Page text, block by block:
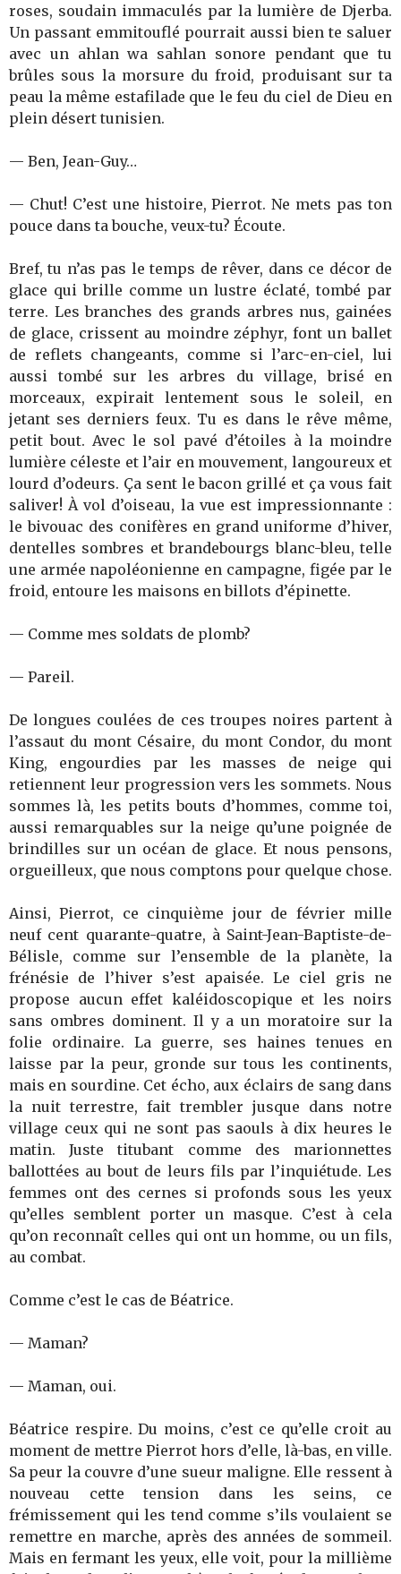
roses, soudain immaculés par la lumière de Djerba.
Un passant emmitouflé pourrait aussi bien te saluer
avec un ahlan wa sahlan sonore pendant que tu
brûles sous la morsure du froid, produisant sur ta
peau la même estafilade que le feu du ciel de Dieu en
plein désert tunisien.
— Ben, Jean-Guy…
— Chut! C’est une histoire, Pierrot. Ne mets pas ton
pouce dans ta bouche, veux-tu? Écoute.
Bref, tu n’as pas le temps de rêver, dans ce décor de
glace qui brille comme un lustre éclaté, tombé par
terre. Les branches des grands arbres nus, gainées
de glace, crissent au moindre zéphyr, font un ballet
de reflets changeants, comme si l’arc-en-ciel, lui
aussi tombé sur les arbres du village, brisé en
morceaux, expirait lentement sous le soleil, en
jetant ses derniers feux. Tu es dans le rêve même,
petit bout. Avec le sol pavé d’étoiles à la moindre
lumière céleste et l’air en mouvement, langoureux et
lourd d’odeurs. Ça sent le bacon grillé et ça vous fait
saliver! À vol d’oiseau, la vue est impressionnante :
le bivouac des conifères en grand uniforme d’hiver,
dentelles sombres et brandebourgs blanc-bleu, telle
une armée napoléonienne en campagne, figée par le
froid, entoure les maisons en billots d’épinette.
— Comme mes soldats de plomb?
— Pareil.
De longues coulées de ces troupes noires partent à
l’assaut du mont Césaire, du mont Condor, du mont
King, engourdies par les masses de neige qui
retiennent leur progression vers les sommets. Nous
sommes là, les petits bouts d’hommes, comme toi,
aussi remarquables sur la neige qu’une poignée de
brindilles sur un océan de glace. Et nous pensons,
orgueilleux, que nous comptons pour quelque chose.
Ainsi, Pierrot, ce cinquième jour de février mille
neuf cent quarante-quatre, à Saint-Jean-Baptiste-de-
Bélisle, comme sur l’ensemble de la planète, la
frénésie de l’hiver s’est apaisée. Le ciel gris ne
propose aucun effet kaléidoscopique et les noirs
sans ombres dominent. Il y a un moratoire sur la
folie ordinaire. La guerre, ses haines tenues en
laisse par la peur, gronde sur tous les continents,
mais en sourdine. Cet écho, aux éclairs de sang dans
la nuit terrestre, fait trembler jusque dans notre
village ceux qui ne sont pas saouls à dix heures le
matin. Juste titubant comme des marionnettes
ballottées au bout de leurs fils par l’inquiétude. Les
femmes ont des cernes si profonds sous les yeux
qu’elles semblent porter un masque. C’est à cela
qu’on reconnaît celles qui ont un homme, ou un fils,
au combat.
Comme c’est le cas de Béatrice.
— Maman?
— Maman, oui.
Béatrice respire. Du moins, c’est ce qu’elle croit au
moment de mettre Pierrot hors d’elle, là-bas, en ville.
Sa peur la couvre d’une sueur maligne. Elle ressent à
nouveau cette tension dans les seins, ce
frémissement qui les tend comme s’ils voulaient se
remettre en marche, après des années de sommeil.
Mais en fermant les yeux, elle voit, pour la millième